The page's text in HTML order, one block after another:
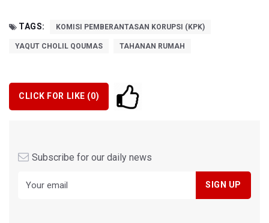
TAGS: KOMISI PEMBERANTASAN KORUPSI (KPK)
YAQUT CHOLIL QOUMAS TAHANAN RUMAH
CLICK FOR LIKE (0)
Subscribe for our daily news